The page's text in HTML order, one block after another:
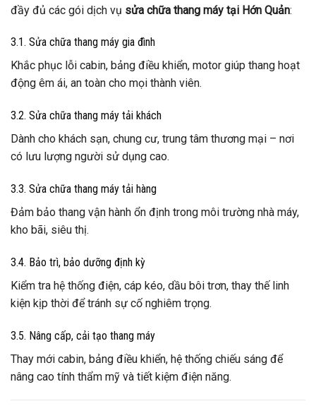
đầy đủ các gói dịch vụ sửa chữa thang máy tại Hớn Quản:
3.1. Sửa chữa thang máy gia đình
Khắc phục lỗi cabin, bảng điều khiển, motor giúp thang hoạt
động êm ái, an toàn cho mọi thành viên.
3.2. Sửa chữa thang máy tải khách
Dành cho khách sạn, chung cư, trung tâm thương mại – nơi
có lưu lượng người sử dụng cao.
3.3. Sửa chữa thang máy tải hàng
Đảm bảo thang vận hành ổn định trong môi trường nhà máy,
kho bãi, siêu thị.
3.4. Bảo trì, bảo dưỡng định kỳ
Kiểm tra hệ thống điện, cáp kéo, dầu bôi trơn, thay thế linh
kiện kịp thời để tránh sự cố nghiêm trọng.
3.5. Nâng cấp, cải tạo thang máy
Thay mới cabin, bảng điều khiển, hệ thống chiếu sáng để
nâng cao tính thẩm mỹ và tiết kiệm điện năng.